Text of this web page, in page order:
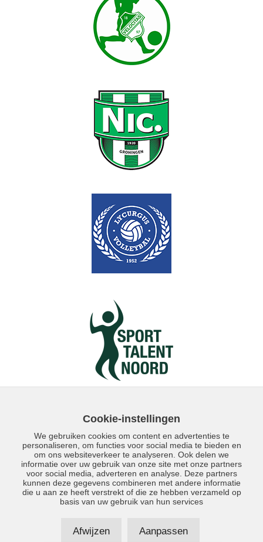
Direct contact: 050 - 5590230
Cookie-instellingen
We gebruiken cookies om content en advertenties te
personaliseren, om functies voor social media te bieden en
om ons websiteverkeer te analyseren. Ook delen we
informatie over uw gebruik van onze site met onze partners
voor social media, adverteren en analyse. Deze partners
kunnen deze gegevens combineren met andere informatie
die u aan ze heeft verstrekt of die ze hebben verzameld op
basis van uw gebruik van hun services
Afwijzen Aanpassen